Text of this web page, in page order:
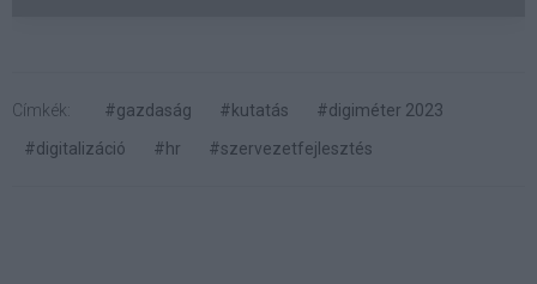
Címkék: #gazdaság #kutatás
#digiméter 2023
#digitalizáció
#hr #szervezetfejlesztés